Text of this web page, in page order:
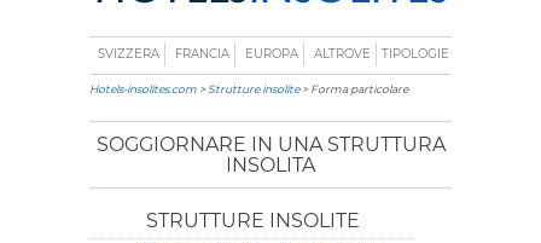
SVIZZERA FRANCIA EUROPA ALTROVE TIPOLOGIE
Hotels-insolites.com >Strutture insolite> Forma particolare
SOGGIORNARE IN UNA STRUTTURA
INSOLITA
STRUTTURE INSOLITE